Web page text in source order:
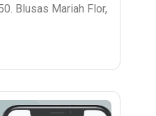
Blusas Mariah Flor,